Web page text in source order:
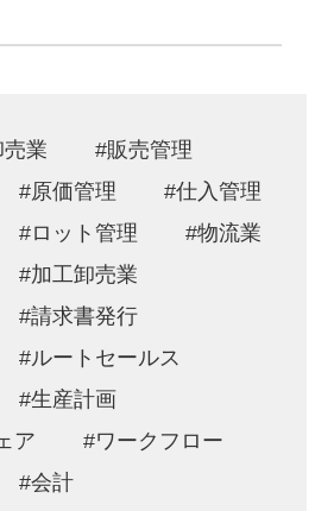
合わせ
シーポリシー
ュリティ方針
売業
販売管理
原価管理
仕入管理
ロット管理
物流業
加工卸売業
請求書発行
ルートセールス
生産計画
ア
ワークフロー
会計